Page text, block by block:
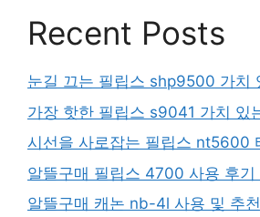
Recent Posts
눈길 끄는 필립스 shp9500 가치
가장 핫한 필립스 s9041 가치 있
시선을 사로잡는 필립스 nt5600
알뜰구매 필립스 4700 사용 후기
알뜰구매 캐논 nb-4l 사용 및 추